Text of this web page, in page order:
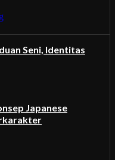
Seni, Identitas
Japanese